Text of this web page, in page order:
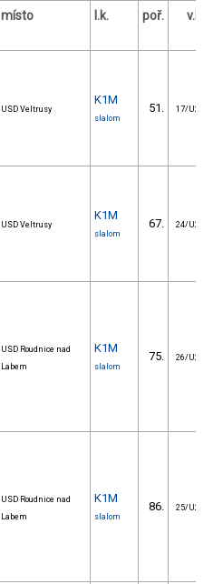
místo l.k. poř. v.k.
USD Veltrusy
K1M
slalom
51. 17/U23
USD Veltrusy
K1M
slalom
67. 24/U23
USD Roudnice nad
Labem
K1M
slalom
75. 26/U23
USD Roudnice nad
Labem
K1M
slalom
86. 25/U23